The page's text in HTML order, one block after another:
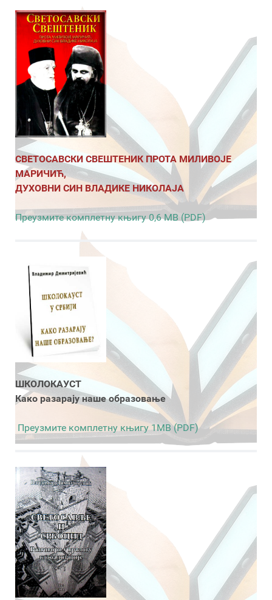
СВЕТОСАВСКИ СВЕШТЕНИК ПРОТА МИЛИВОЈЕ
МАРИЧИЋ,
ДУХОВНИ СИН ВЛАДИКЕ НИКОЛАЈА
Преузмите комплетну књигу 0,6 MB (PDF)
ШКОЛОКАУСТ
Како разарају наше образовање
Преузмите комплетну књигу 1MB (PDF)